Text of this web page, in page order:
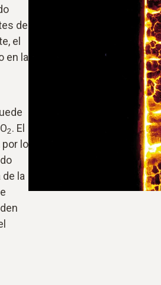
de
el
en la
2. El
lo
la